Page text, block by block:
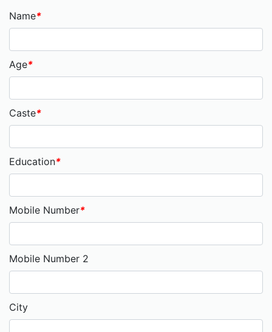
Name*
Age*
Caste*
Education*
Mobile Number*
Mobile Number 2
City